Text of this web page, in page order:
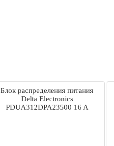
Блок распределения питания
Delta Electronics
PDUA312DPA23500 16 A